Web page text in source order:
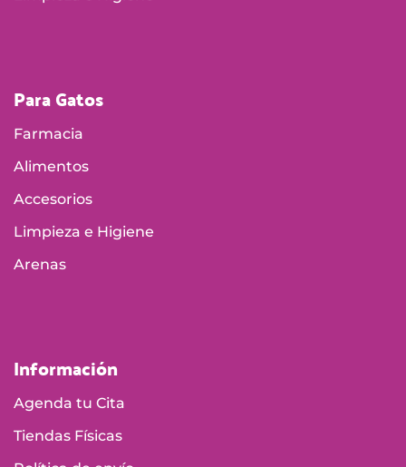
Para Gatos
Farmacia
Alimentos
Accesorios
Limpieza e Higiene
Arenas
Información
Agenda tu Cita
Tiendas Físicas